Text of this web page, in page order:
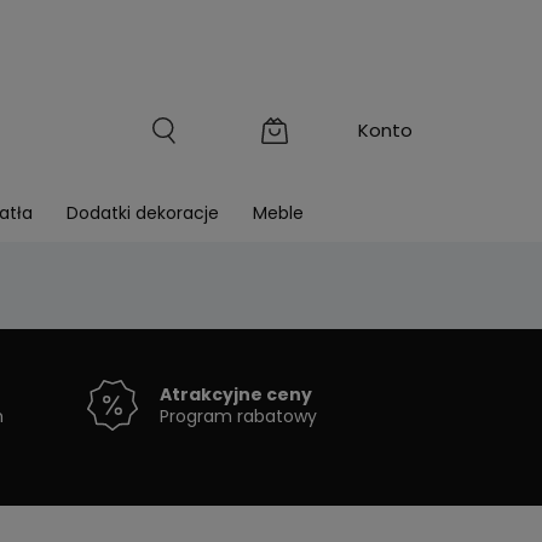
Dodatki dekoracje Meble
Atrakcyjne ceny
Program rabatowy